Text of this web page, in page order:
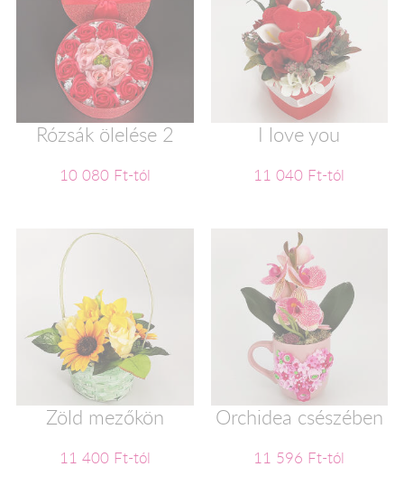
Rózsák ölelése 2
10 080 Ft-tól
I love you
11 040 Ft-tól
Zöld mezőkön
11 400 Ft-tól
Orchidea csészében
11 596 Ft-tól